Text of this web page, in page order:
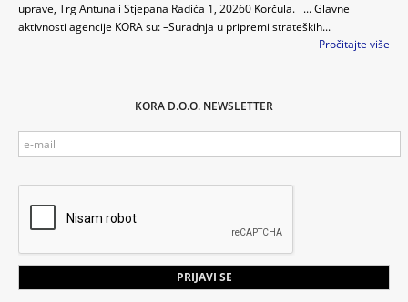
uprave, Trg Antuna i Stjepana Radića 1, 20260 Korčula. ... Glavne
aktivnosti agencije KORA su: –Suradnja u pripremi strateških...
Pročitajte više
KORA D.O.O. NEWSLETTER